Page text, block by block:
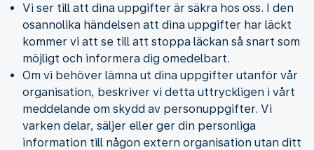
Vi ser till att dina uppgifter är säkra hos oss. I den
osannolika händelsen att dina uppgifter har läckt
kommer vi att se till att stoppa läckan så snart som
möjligt och informera dig omedelbart.
Om vi behöver lämna ut dina uppgifter utanför vår
organisation, beskriver vi detta uttryckligen i vårt
meddelande om skydd av personuppgifter. Vi
varken delar, säljer eller ger din personliga
information till någon extern organisation utan ditt